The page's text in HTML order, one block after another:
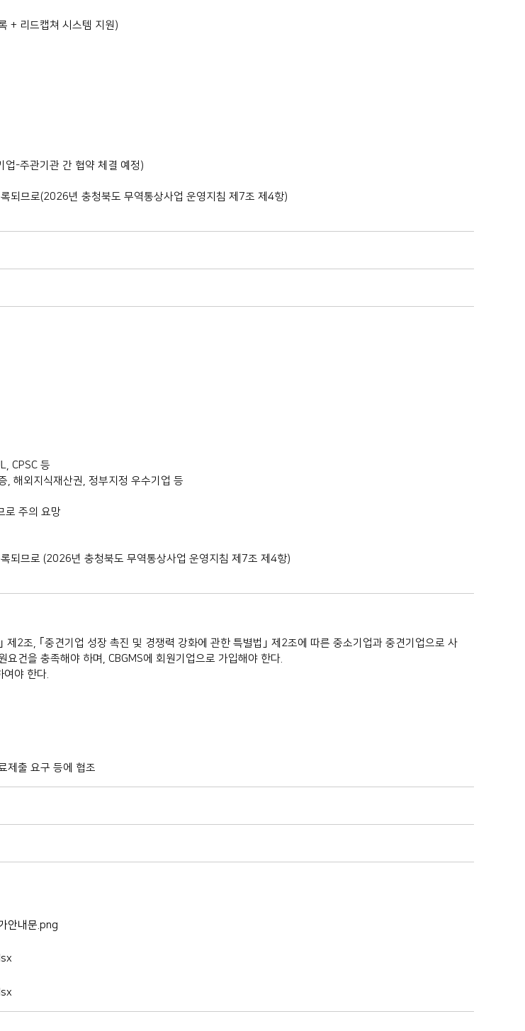
+ 리드캡쳐 시스템 지원)
업-주관기관 간 협약 체결 예정)
되므로(2026년 충청북도 무역통상사업 운영지침 제7조 제4항)
CPSC 등
, 해외지식재산권, 정부지정 우수기업 등
로 주의 요망
되므로 (2026년 충청북도 무역통상사업 운영지침 제7조 제4항)
2조, ｢중견기업 성장 촉진 및 경쟁력 강화에 관한 특별법｣ 제2조에 따른 중소기업과 중견기업으로 사
건을 충족해야 하며, CBGMS에 회원기업으로 가입해야 한다.
야 한다.
제출 요구 등에 협조
안내문.png